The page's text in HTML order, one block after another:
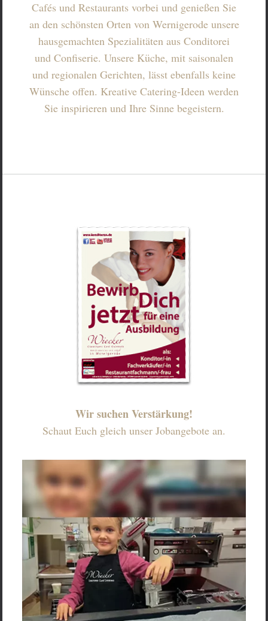
Cafés und Restaurants vorbei und genießen Sie
an den schönsten Orten von Wernigerode unsere
hausgemachten Spezialitäten aus Conditorei
und Confiserie. Unsere Küche, mit saisonalen
und regionalen Gerichten, lässt ebenfalls keine
Wünsche offen. Kreative Catering-Ideen werden
Sie inspirieren und Ihre Sinne begeistern.
Wir suchen Verstärkung!
Schaut Euch gleich unser Jobangebote an.